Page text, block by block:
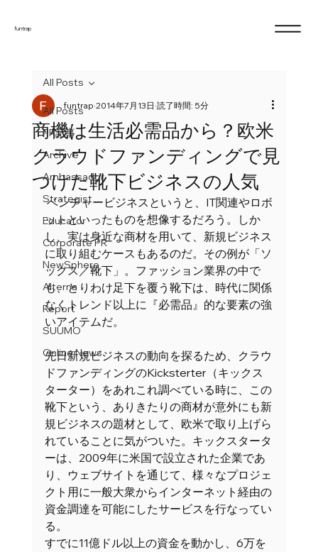
funtrap
All Posts
PR記事
Archive
Ambassador
Strategist
Educator
Corporate PR
NewSphere
Alterna
Report
SUUMO
Online News
All Posts
商機は生活必需品から？欧米
クラウドファンディングで見
つけた靴下ビジネスの人気
funtrap 2014年7月13日 読了時間: 5分
ベンチャービジネスというと、IT関連やロボ
ットといったものを想像するだろう。しか
し、実は身近な商材を用いて、新規ビジネス
に取り組むケースもあるのだ。その例が「ソ
ックス／靴下」。ファッション業界の中で
も、とりわけ足下を覆う靴下は、時代に関係
なくトレンド以上に『必需品』的な要素の強
いアイテムだ。
先日新規ビジネスの動向を探るため、クラウ
ドファンディングのKicksterter（キックス
ターター）をあれこれ調べている時に、この
靴下という、ありきたりの商材が意外にも新
規ビジネスの題材として、欧米で取り上げら
れていることに気がついた。キックスタータ
ーは、2009年に米国で設立された企業であ
り、ウェブサイトを通じて、様々なプロジェ
クト用に一般大衆からインターネット経由の
資金調達を可能にしたサービスを行なってい
る。
すでに11億ドル以上の資金を動かし、6万を